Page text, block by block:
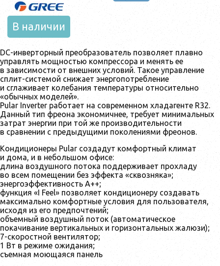
В наличии
DC-инверторный преобразователь позволяет плавно
управлять мощностью компрессора и менять ее
в зависимости от внешних условий. Такое управление
сплит-системой снижает энергопотребление
и сглаживает колебания температуры относительно
«обычных моделей».
Pular Inverter работает на современном хладагенте R32.
Данный тип фреона экономичнее, требует минимальных
затрат энергии при той же производительности
в сравнении с предыдущими поколениями фреонов.
Кондиционеры Pular создадут комфортный климат
и дома, и в небольшом офисе:
длина воздушного потока поддерживает прохладу
во всем помещении без эффекта «сквозняка»;
энергоэффективность А++;
функция «I Feel» позволяет кондиционеру создавать
максимально комфортные условия для пользователя,
исходя из его предпочтений;
объемный воздушный поток (автоматическое
покачивание вертикальных и горизонтальных жалюзи);
7-скоростной вентилятор;
1 Вт в режиме ожидания;
съемная моющаяся панель